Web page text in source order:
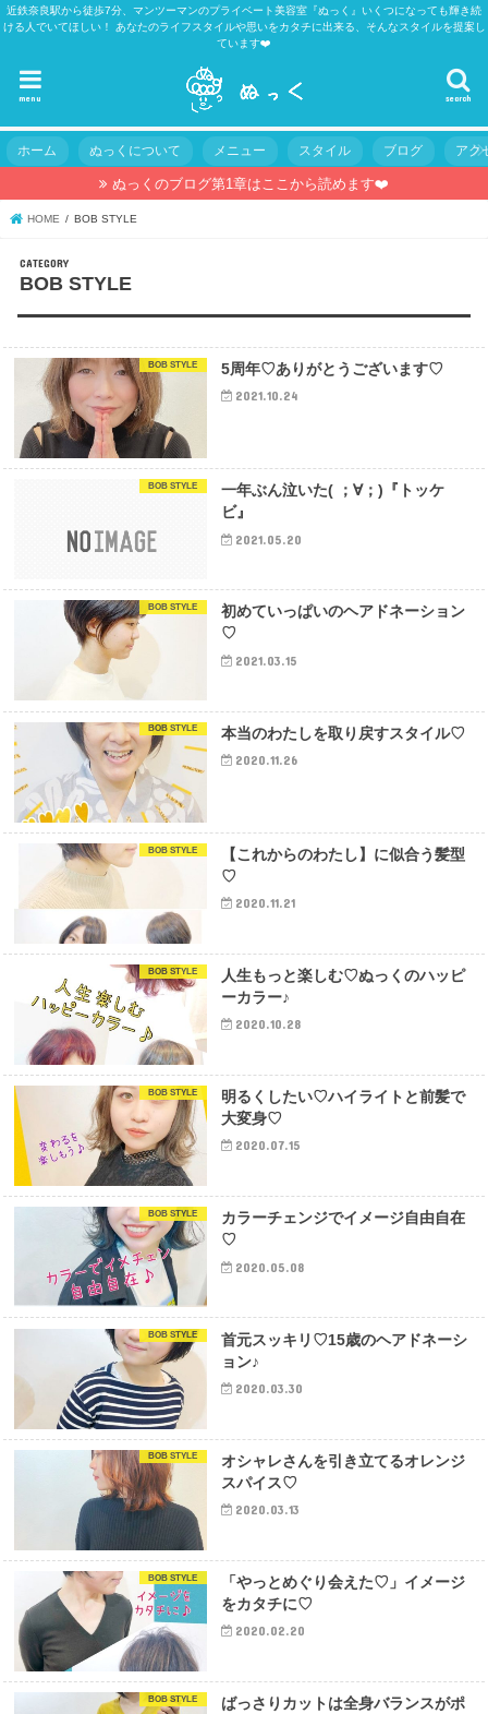
近鉄奈良駅から徒歩7分、マンツーマンのプライベート美容室『ぬっく』いくつになっても輝き続
ける人でいてほしい！ あなたのライフスタイルや思いをカタチに出来る、そんなスタイルを提案し
ています❤️
search
menu
ホーム ぬっくについて メニュー スタイル ブログ アク
ぬっくのブログ第1章はここから読めます❤️
HOME BOB STYLE
CATEGORY
BOB STYLE
BOB STYLE 5周年♡ありがとうございます♡
2021.10.24
BOB STYLE
一年ぶん泣いた( ；∀；)『トッケ
ビ』
2021.05.20
BOB STYLE
初めていっぱいのヘアドネーション
♡
2021.03.15
BOB STYLE 本当のわたしを取り戻すスタイル♡
2020.11.26
BOB STYLE
【これからのわたし】に似合う髪型
♡
2020.11.21
BOB STYLE
人生もっと楽しむ♡ぬっくのハッピ
ーカラー♪
2020.10.28
BOB STYLE
明るくしたい♡ハイライトと前髪で
大変身♡
2020.07.15
BOB STYLE
カラーチェンジでイメージ自由自在
♡
2020.05.08
BOB STYLE
首元スッキリ♡15歳のヘアドネーシ
ョン♪
2020.03.30
BOB STYLE
オシャレさんを引き立てるオレンジ
スパイス♡
2020.03.13
BOB STYLE
「やっとめぐり会えた♡」イメージ
をカタチに♡
2020.02.20
BOB STYLE
ばっさりカットは全身バランスがポ